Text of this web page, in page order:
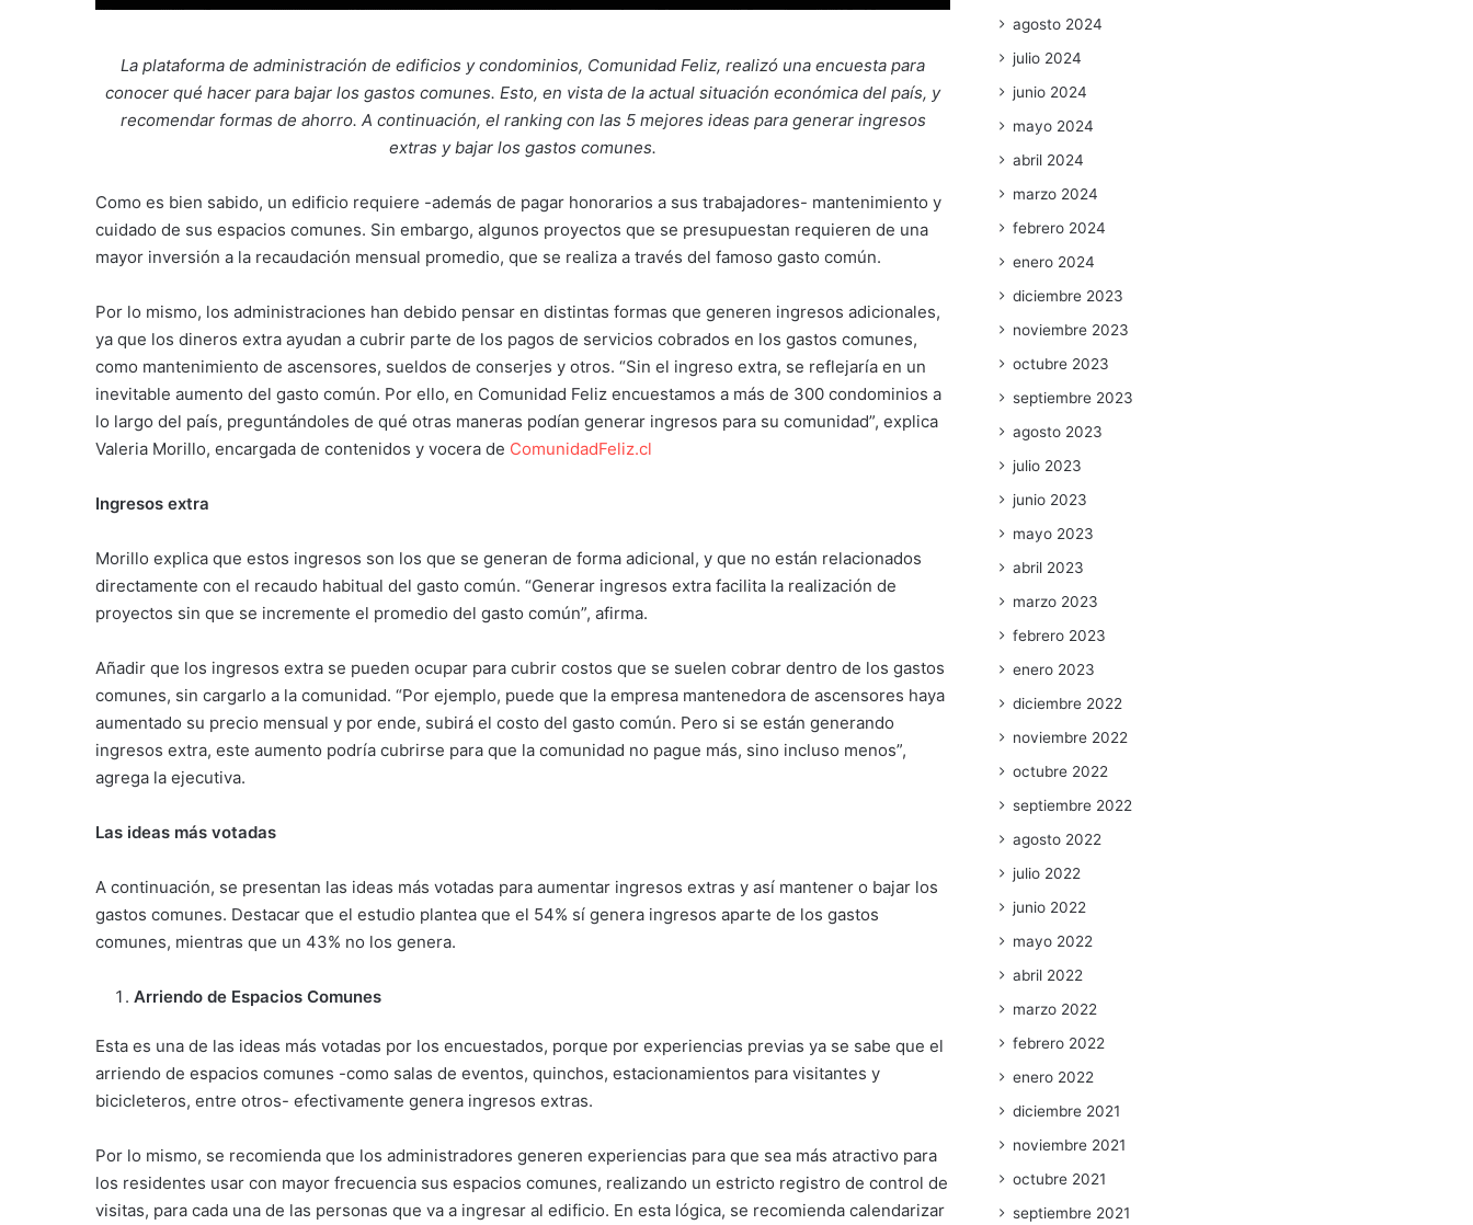
La plataforma de administración de edificios y condominios, Comunidad Feliz, realizó una encuesta para
conocer qué hacer para bajar los gastos comunes. Esto, en vista de la actual situación económica del país, y
recomendar formas de ahorro. A continuación, el ranking con las 5 mejores ideas para generar ingresos
extras y bajar los gastos comunes.
Como es bien sabido, un edificio requiere -además de pagar honorarios a sus trabajadores- mantenimiento y
cuidado de sus espacios comunes. Sin embargo, algunos proyectos que se presupuestan requieren de una
mayor inversión a la recaudación mensual promedio, que se realiza a través del famoso gasto común.
Por lo mismo, los administraciones han debido pensar en distintas formas que generen ingresos adicionales,
ya que los dineros extra ayudan a cubrir parte de los pagos de servicios cobrados en los gastos comunes,
como mantenimiento de ascensores, sueldos de conserjes y otros. “Sin el ingreso extra, se reflejaría en un
inevitable aumento del gasto común. Por ello, en Comunidad Feliz encuestamos a más de 300 condominios a
lo largo del país, preguntándoles de qué otras maneras podían generar ingresos para su comunidad”, explica
Valeria Morillo, encargada de contenidos y vocera de ComunidadFeliz.cl
Ingresos extra
Morillo explica que estos ingresos son los que se generan de forma adicional, y que no están relacionados
directamente con el recaudo habitual del gasto común. “Generar ingresos extra facilita la realización de
proyectos sin que se incremente el promedio del gasto común”, afirma.
Añadir que los ingresos extra se pueden ocupar para cubrir costos que se suelen cobrar dentro de los gastos
comunes, sin cargarlo a la comunidad. “Por ejemplo, puede que la empresa mantenedora de ascensores haya
aumentado su precio mensual y por ende, subirá el costo del gasto común. Pero si se están generando
ingresos extra, este aumento podría cubrirse para que la comunidad no pague más, sino incluso menos”,
agrega la ejecutiva.
Las ideas más votadas
A continuación, se presentan las ideas más votadas para aumentar ingresos extras y así mantener o bajar los
gastos comunes. Destacar que el estudio plantea que el 54% sí genera ingresos aparte de los gastos
comunes, mientras que un 43% no los genera.
Arriendo de Espacios Comunes
Esta es una de las ideas más votadas por los encuestados, porque por experiencias previas ya se sabe que el
arriendo de espacios comunes -como salas de eventos, quinchos, estacionamientos para visitantes y
bicicleteros, entre otros- efectivamente genera ingresos extras.
Por lo mismo, se recomienda que los administradores generen experiencias para que sea más atractivo para
los residentes usar con mayor frecuencia sus espacios comunes, realizando un estricto registro de control de
visitas, para cada una de las personas que va a ingresar al edificio. En esta lógica, se recomienda calendarizar
agosto 2024
julio 2024
junio 2024
mayo 2024
abril 2024
marzo 2024
febrero 2024
enero 2024
diciembre 2023
noviembre 2023
octubre 2023
septiembre 2023
agosto 2023
julio 2023
junio 2023
mayo 2023
abril 2023
marzo 2023
febrero 2023
enero 2023
diciembre 2022
noviembre 2022
octubre 2022
septiembre 2022
agosto 2022
julio 2022
junio 2022
mayo 2022
abril 2022
marzo 2022
febrero 2022
enero 2022
diciembre 2021
noviembre 2021
octubre 2021
septiembre 2021